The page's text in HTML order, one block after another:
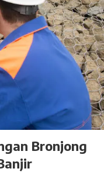
Bronjong